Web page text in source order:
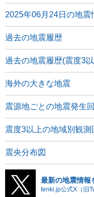
2025年06月24日の地震
過去の地震履歴
過去の地震履歴(震度3
海外の大きな地震
震源地ごとの地震発生
震度3以上の地域別観測
震央分布図
最新の地震情報
tenki.jp公式X（旧